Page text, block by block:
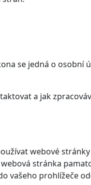
se jedná o osobní
a jak
webové
stránka
vašeho prohlížeče